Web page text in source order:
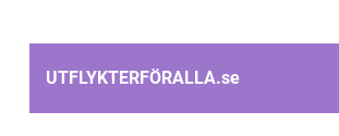
UTFLYKTERFÖRALLA.se